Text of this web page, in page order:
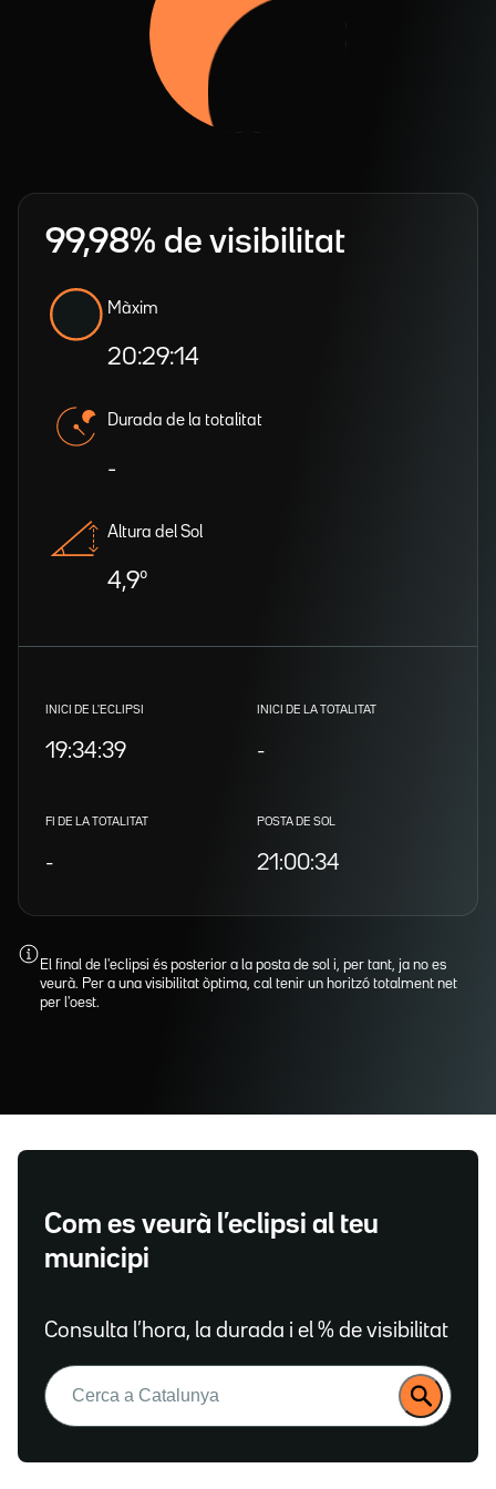
99,98% de visibilitat
Màxim
20:29:14
Durada de la totalitat
-
Altura del Sol
4,9º
INICI DE L'ECLIPSI
19:34:39
INICI DE LA TOTALITAT
-
FI DE LA TOTALITAT
-
POSTA DE SOL
21:00:34
El final de l'eclipsi és posterior a la posta de sol i, per tant, ja no es
veurà. Per a una visibilitat òptima, cal tenir un horitzó totalment net
per l'oest.
Com es veurà l’eclipsi al teu
municipi
Consulta l’hora, la durada i el % de visibilitat
Buscar: